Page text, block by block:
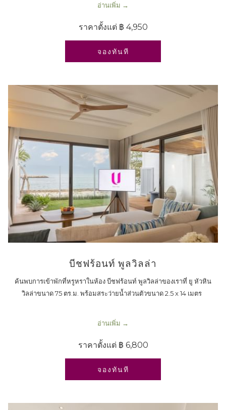
อ่านเพิ่ม
ราคาตั้งแต่ ฿ 4,950
จองทันที
บีชฟร้อนท์ พูลวิลล่า
ค้นพบการเข้าพักที่หรูหราในห้อง บีชฟร้อนท์ พูลวิลล่าของเราที่ ยู หัวหิน
วิลล่าขนาด 75 ตร.ม. พร้อมสระว่ายน้ำส่วนตัวขนาด 2.5 x 14 เมตร
อ่านเพิ่ม
ราคาตั้งแต่ ฿ 6,800
จองทันที